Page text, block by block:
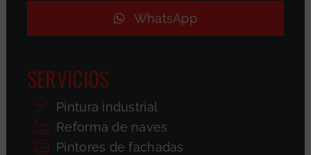
WhatsApp
SERVICIOS
Pintura industrial
Reforma de naves
Pintores de fachadas